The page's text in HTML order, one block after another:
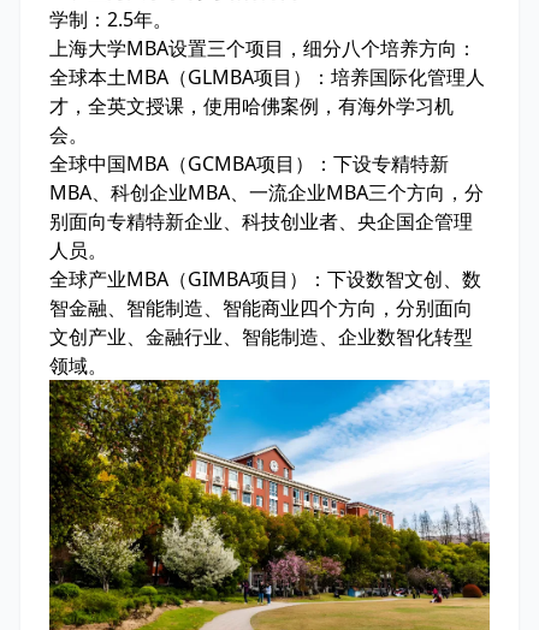
学制：2.5年。
上海大学MBA设置三个项目，细分八个培养方向：
全球本土MBA（GLMBA项目）：培养国际化管理人
才，全英文授课，使用哈佛案例，有海外学习机
会。
全球中国MBA（GCMBA项目）：下设专精特新
MBA、科创企业MBA、一流企业MBA三个方向，分
别面向专精特新企业、科技创业者、央企国企管理
人员。
全球产业MBA（GIMBA项目）：下设数智文创、数
智金融、智能制造、智能商业四个方向，分别面向
文创产业、金融行业、智能制造、企业数智化转型
领域。